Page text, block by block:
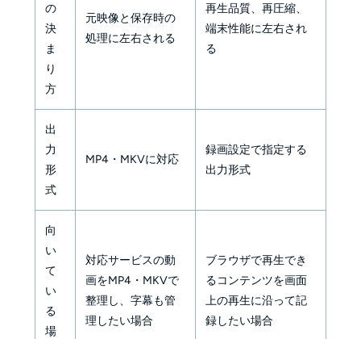
の
決
ま
り
方
元映像と保存時の
処理に左右される
再生品質、再圧縮、
端末性能に左右され
る
出
力
形
式
MP4・MKVに対応
録画設定で指定する
出力形式
向
い
て
い
る
場
対応サービスの動
画をMP4・MKVで
整理し、字幕も管
理したい場合
ブラウザで再生でき
るコンテンツを画面
上の再生に沿って記
録したい場合